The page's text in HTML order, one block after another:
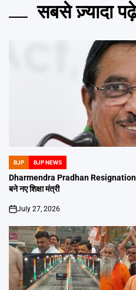
सबसे ज़्यादा
POSTED
IN
BJP BJP NEWS
Dharmendra Pradhan Resignation:
बने नए शिक्षा मंत्री
on
July 27, 2026